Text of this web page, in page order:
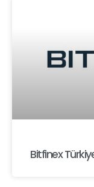
Bitfinex